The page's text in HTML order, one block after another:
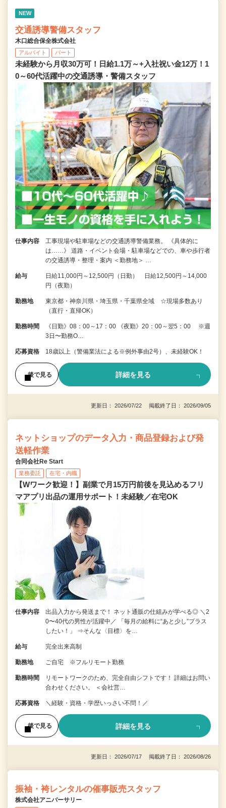
NEW
交通誘導警備スタッフ
木口総合保全株式会社
アルバイト パート
未経験から月収30万可！日給1.1万～+入社祝い金12万！1
0～60代活躍中の交通誘導・警備スタッフ
仕事内容
工事現場や駐車場などの交通誘導警備業務。 《具体的に
は……》 道路・イベント会場・駐車場などでの、車や歩行者
の交通誘導・整理・案内 ＜勤務地＞ …
給与
日給11,000円～12,500円（日勤） 日給12,500円～14,000
円（夜勤）
勤務地
東京都・神奈川県・埼玉県・千葉県全域 ☆現場多数あり
（直行・直帰OK）
勤務時間
《日勤》08：00～17：00 《夜勤》20：00～翌5：00 ※週
3日〜勤務O…
応募資格 18歳以上（警備業法による※例外事由2号）、未経験OK！
後で見る 詳細を見る
更新日： 2026/07/22 掲載終了日： 2026/09/05
ネットショップのデータ入力・商品登録および発
送軽作業
合同会社Re Start
業務委託 在宅・内職
【Wワーク歓迎！】副業で月15万円前後を見込めるフリ
マアプリ出品の運用サポート！未経験／在宅OK
仕事内容
出品入力から発送まで！ ネット通販の仕組みが学べる◎ ＼2
0〜40代の男性が活躍中／ 「毎月の給料に“あと少し”プラス
したい！」 ⇒そんな〈目標〉を…
給与 完全出来高制
勤務地 ご自宅 ※フルリモート勤務
勤務時間
リモートワークのため、完全自由シフトです！ 詳細はお問い
合わせください。 ＜会社営…
応募資格 ＼経験・資格・学歴いっさい不問！／
後で見る 詳細を見る
更新日： 2026/07/17 掲載終了日： 2026/08/26
振袖・袴レンタルの催事販売スタッフ
株式会社アニバーサリー